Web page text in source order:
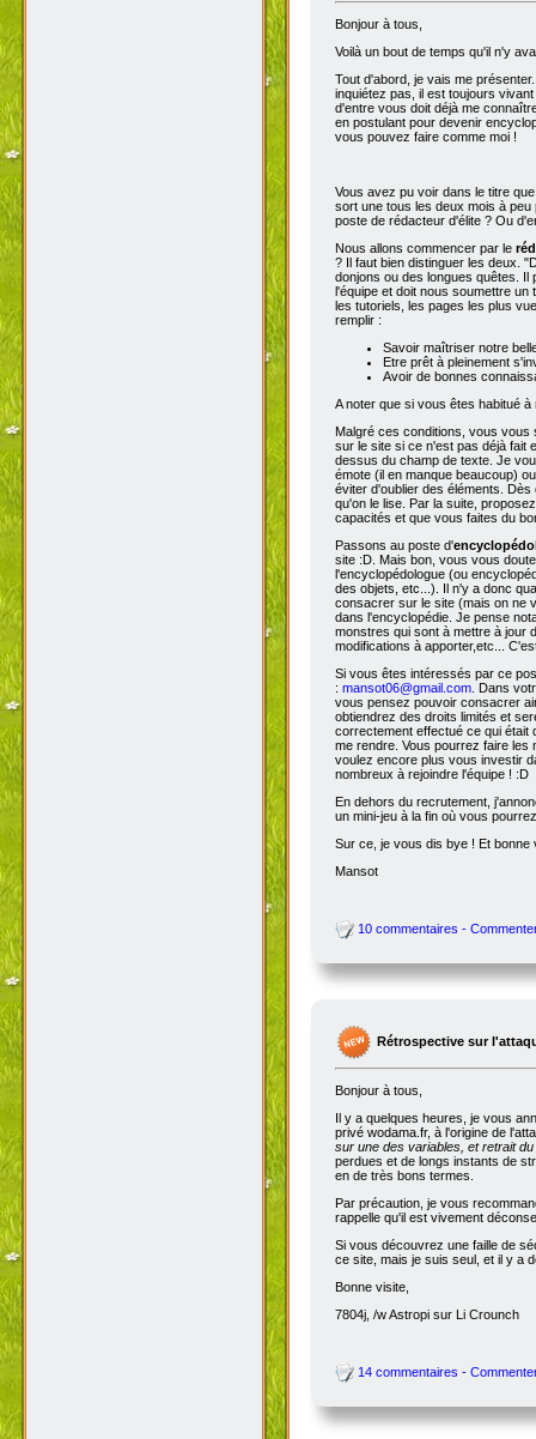
Bonjour à tous,
Voilà un bout de temps qu'il n'y
Tout d'abord, je vais me
inquiétez pas, il est toujours
d'entre vous doit déjà me
en postulant pour devenir
vous pouvez faire comme moi !
Vous avez pu voir dans le titre
sort une tous les deux mois à
poste de rédacteur d'élite ? Ou
Nous allons commencer par le
? Il faut bien distinguer les deux.
donjons ou des longues quêtes. Il
l'équipe et doit nous soumettre un
les tutoriels, les pages les plus
remplir :
Savoir maîtriser notre
Etre prêt à pleinement
Avoir de bonnes
A noter que si vous êtes habitué
Malgré ces conditions, vous
sur le site si ce n'est pas déjà fait
dessus du champ de texte. Je
émote (il en manque beaucoup)
éviter d'oublier des éléments.
qu'on le lise. Par la suite,
capacités et que vous faites du
Passons au poste d'
site :D. Mais bon, vous vous
l'encyclopédologue (ou
des objets, etc...). Il n'y a donc
consacrer sur le site (mais on ne
dans l'encyclopédie. Je pense
monstres qui sont à mettre à jour
modifications à apporter,etc...
Si vous êtes intéressés par ce
: mansot06@gmail.com . Dans
vous pensez pouvoir consacrer
obtiendrez des droits limités et
correctement effectué ce qui
me rendre. Vous pourrez faire les
voulez encore plus vous investir
nombreux à rejoindre l'équipe ! :D
En dehors du recrutement,
un mini-jeu à la fin où vous
Sur ce, je vous dis bye ! Et bonne
Mansot
10 commentaires -
Rétrospective sur
Bonjour à tous,
Il y a quelques heures, je vous
privé wodama.fr, à l'origine de
sur une des variables, et retrait
perdues et de longs instants de
en de très bons termes.
Par précaution, je vous
rappelle qu'il est vivement
Si vous découvrez une faille de
ce site, mais je suis seul, et il y a
Bonne visite,
7804j, /w Astropi sur Li Crounch
14 commentaires -